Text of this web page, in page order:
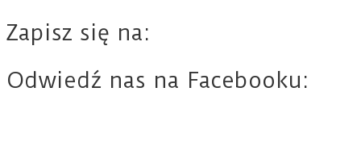
Zapisz się na:
Odwiedź nas na Facebooku: